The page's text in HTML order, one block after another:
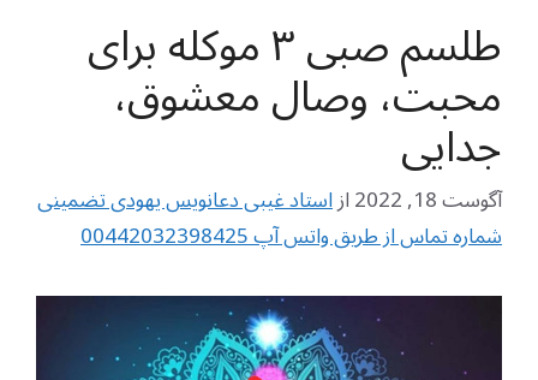
طلسم صبی ۳ موکله برای
محبت، وصال معشوق،
جدایی
آگوست 18, 2022 ازاستاد غیبی دعانویس یهودی تضمینی
شماره تماس از طریق واتس آپ 00442032398425